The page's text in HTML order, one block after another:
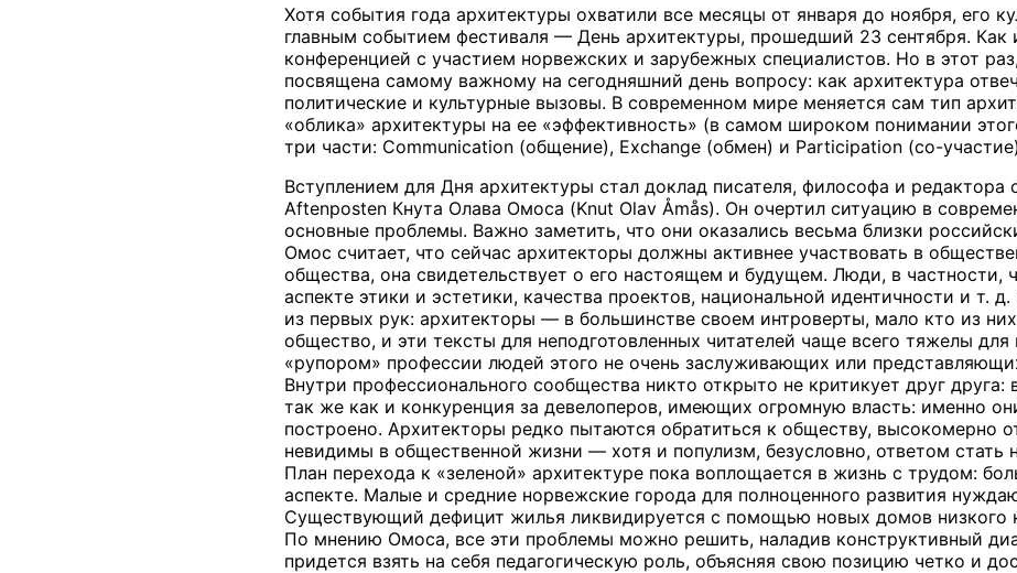
Хотя события года архитектуры охватили все месяцы от января до ноября, его
главным событием фестиваля — День архитектуры, прошедший 23 сентября.
конференцией с участием норвежских и зарубежных специалистов. Но в этот
посвящена самому важному на сегодняшний день вопросу: как архитектура
политические и культурные вызовы. В современном мире меняется сам тип
«облика» архитектуры на ее «эффективность» (в самом широком понимании
три части: Communication (общение), Exchange (обмен) и Participation (со-
Вступлением для Дня архитектуры стал доклад писателя, философа и
Aftenposten Кнута Олава Омоса (Knut Olav Åmås). Он очертил ситуацию в
основные проблемы. Важно заметить, что они оказались весьма близки
Омос считает, что сейчас архитекторы должны активнее участвовать в
общества, она свидетельствует о его настоящем и будущем. Люди, в частности,
аспекте этики и эстетики, качества проектов, национальной идентичности и т.
из первых рук: архитекторы — в большинстве своем интроверты, мало кто из
общество, и эти тексты для неподготовленных читателей чаще всего тяжелы
«рупором» профессии людей этого не очень заслуживающих или
Внутри профессионального сообщества никто открыто не критикует друг
так же как и конкуренция за девелоперов, имеющих огромную власть: именно
построено. Архитекторы редко пытаются обратиться к обществу, высокомерно
невидимы в общественной жизни — хотя и популизм, безусловно, ответом стать
План перехода к «зеленой» архитектуре пока воплощается в жизнь с трудом:
аспекте. Малые и средние норвежские города для полноценного развития
Существующий дефицит жилья ликвидируется с помощью новых домов низкого
По мнению Омоса, все эти проблемы можно решить, наладив конструктивный
придется взять на себя педагогическую роль, объясняя свою позицию четко и